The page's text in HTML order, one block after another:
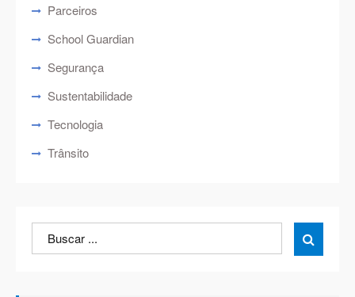
Parceiros
School Guardian
Segurança
Sustentabilidade
Tecnologia
Trânsito
Search
for:
